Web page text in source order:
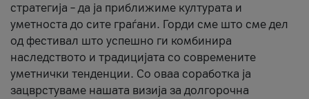
стратегија – да ја приближиме културата и
уметноста до сите граѓани. Горди сме што сме дел
од фестивал што успешно ги комбинира
наследството и традицијата со современите
уметнички тенденции. Со оваа соработка ја
зацврстуваме нашата визија за долгорочна